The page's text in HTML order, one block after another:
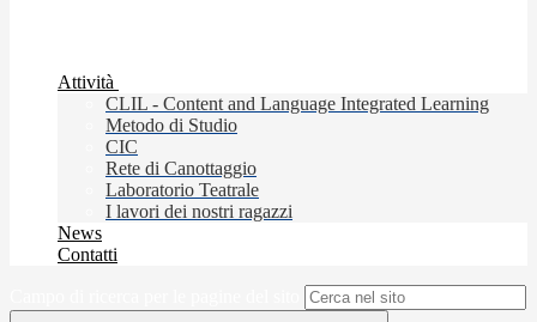
Attività
CLIL - Content and Language Integrated Learning
Metodo di Studio
CIC
Rete di Canottaggio
Laboratorio Teatrale
I lavori dei nostri ragazzi
News
Contatti